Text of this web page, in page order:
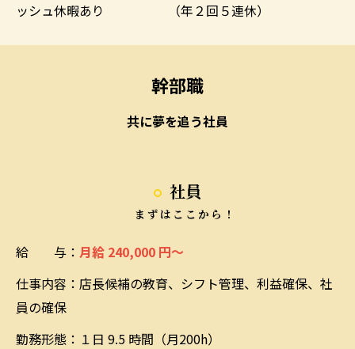
ッシュ休暇あり （年２回５連休）
幹部職
共に夢を追う社員
社員
まずはここから！
給 与： 月給 240,000 円～
仕事内容：店長候補の教育、シフト管理、利益確保、社
員の確保
勤務形態：１日 9.5 時間（月200h）